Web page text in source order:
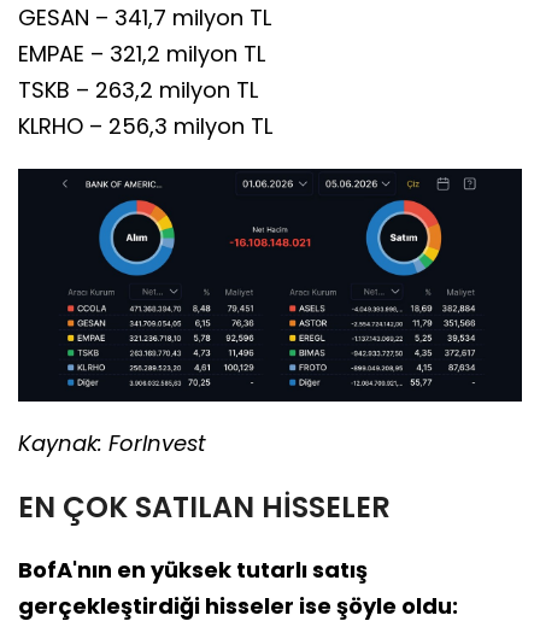
GESAN – 341,7 milyon TL
EMPAE – 321,2 milyon TL
TSKB – 263,2 milyon TL
KLRHO – 256,3 milyon TL
Kaynak: ForInvest
EN ÇOK SATILAN HİSSELER
BofA'nın en yüksek tutarlı satış
gerçekleştirdiği hisseler ise şöyle oldu: